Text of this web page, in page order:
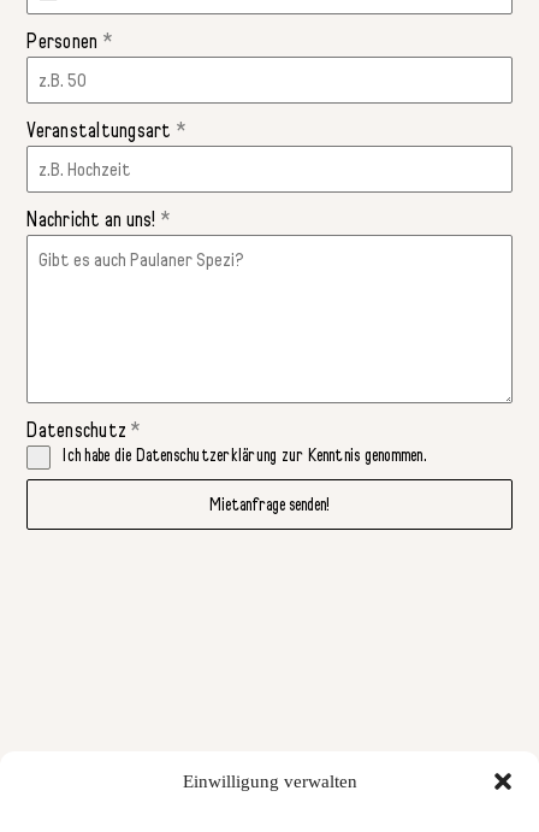
Einwilligung verwalten
Personen *
Veranstaltungsart *
Nachricht an uns! *
Datenschutz *
Ich habe die Datenschutzerklärung zur Kenntnis genommen.
Mietanfrage senden!